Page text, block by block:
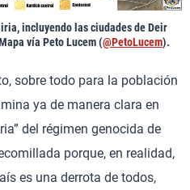
incluyendo las ciudades de Deir
vía Peto Lucem (@PetoLucem).
sobre todo para la población
ya de manera clara en
del régimen genocida de
porque, en realidad,
es una derrota de todos,